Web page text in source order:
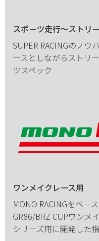
スポーツ走行～ストリ
SUPER RACINGのノウ
ースとしながらストリ
ツスペック
ワンメイクレース用
MONO RACINGをベー
GR86/BRZ CUPワンメ
シリーズ用に開発した